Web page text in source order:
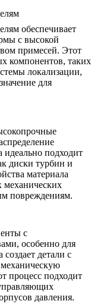
обеспечивает
с высокой
примесей. Этот
компонентов, таких
локализации,
для
подходит
диски турбин и
материала
повреждениям.
с
особенно для
детали с
процесс подходит
давления.